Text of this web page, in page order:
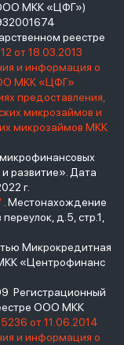
МКК «ЦФГ»)
реестре
от 18.03.2013
и информация о
МКК «ЦФГ»
предоставления,
микрозаймов и
микрозаймов МКК
развитие». Дата
г.
. Местонахождение
д.5, стр.1,
Микрокредитная
«Центрофинанс
Регистрационный
ООО МКК
от 11.06.2014
и информация о